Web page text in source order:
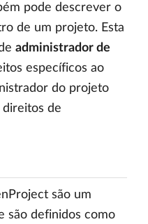
pode descrever o
de um projeto. Esta
administrador de
específicos ao
do projeto
direitos de
são um
são definidos como